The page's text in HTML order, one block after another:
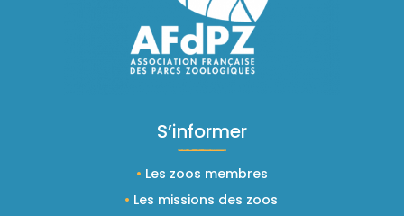
S’informer
• Les zoos membres
• Les missions des zoos